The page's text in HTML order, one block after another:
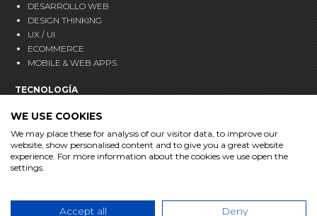
DESARROLLO WEB
DESIGN THINKING
UX / UI
ECOMMERCE
MOBILE & WEB APPS
TECNOLOGÍA
CRM
MARKETING AUTOMATION
BLOG
WE USE COOKIES
We may place these for analysis of our visitor data, to improve our
website, show personalised content and to give you a great website
experience. For more information about the cookies we use open the
settings.
Accept all Deny